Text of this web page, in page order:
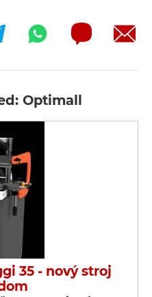
Optimall
35 - nový stroj